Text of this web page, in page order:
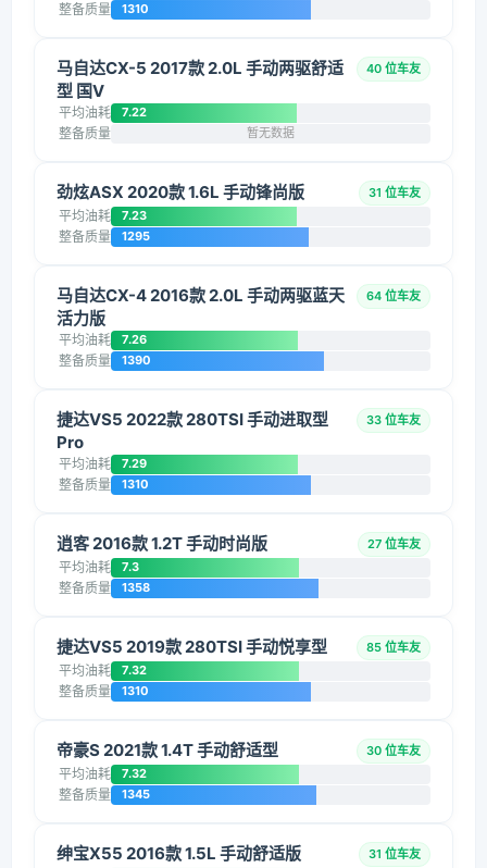
整备质量 1310
马自达CX-5 2017款 2.0L 手动两驱舒适
型 国V
40 位车友
平均油耗 7.22
整备质量 暂无数据
劲炫ASX 2020款 1.6L 手动锋尚版 31 位车友
平均油耗 7.23
整备质量 1295
马自达CX-4 2016款 2.0L 手动两驱蓝天
活力版
64 位车友
平均油耗 7.26
整备质量 1390
捷达VS5 2022款 280TSI 手动进取型
Pro
33 位车友
平均油耗 7.29
整备质量 1310
逍客 2016款 1.2T 手动时尚版 27 位车友
平均油耗 7.3
整备质量 1358
捷达VS5 2019款 280TSI 手动悦享型 85 位车友
平均油耗 7.32
整备质量 1310
帝豪S 2021款 1.4T 手动舒适型 30 位车友
平均油耗 7.32
整备质量 1345
绅宝X55 2016款 1.5L 手动舒适版 31 位车友